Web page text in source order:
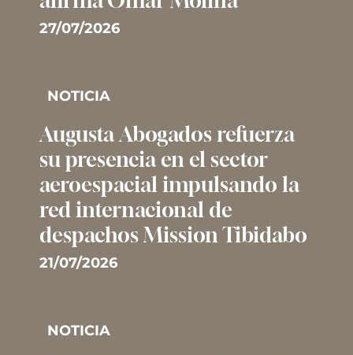
27/07/2026
NOTICIA
Augusta Abogados refuerza
su presencia en el sector
aeroespacial impulsando la
red internacional de
despachos Mission Tibidabo
21/07/2026
NOTICIA